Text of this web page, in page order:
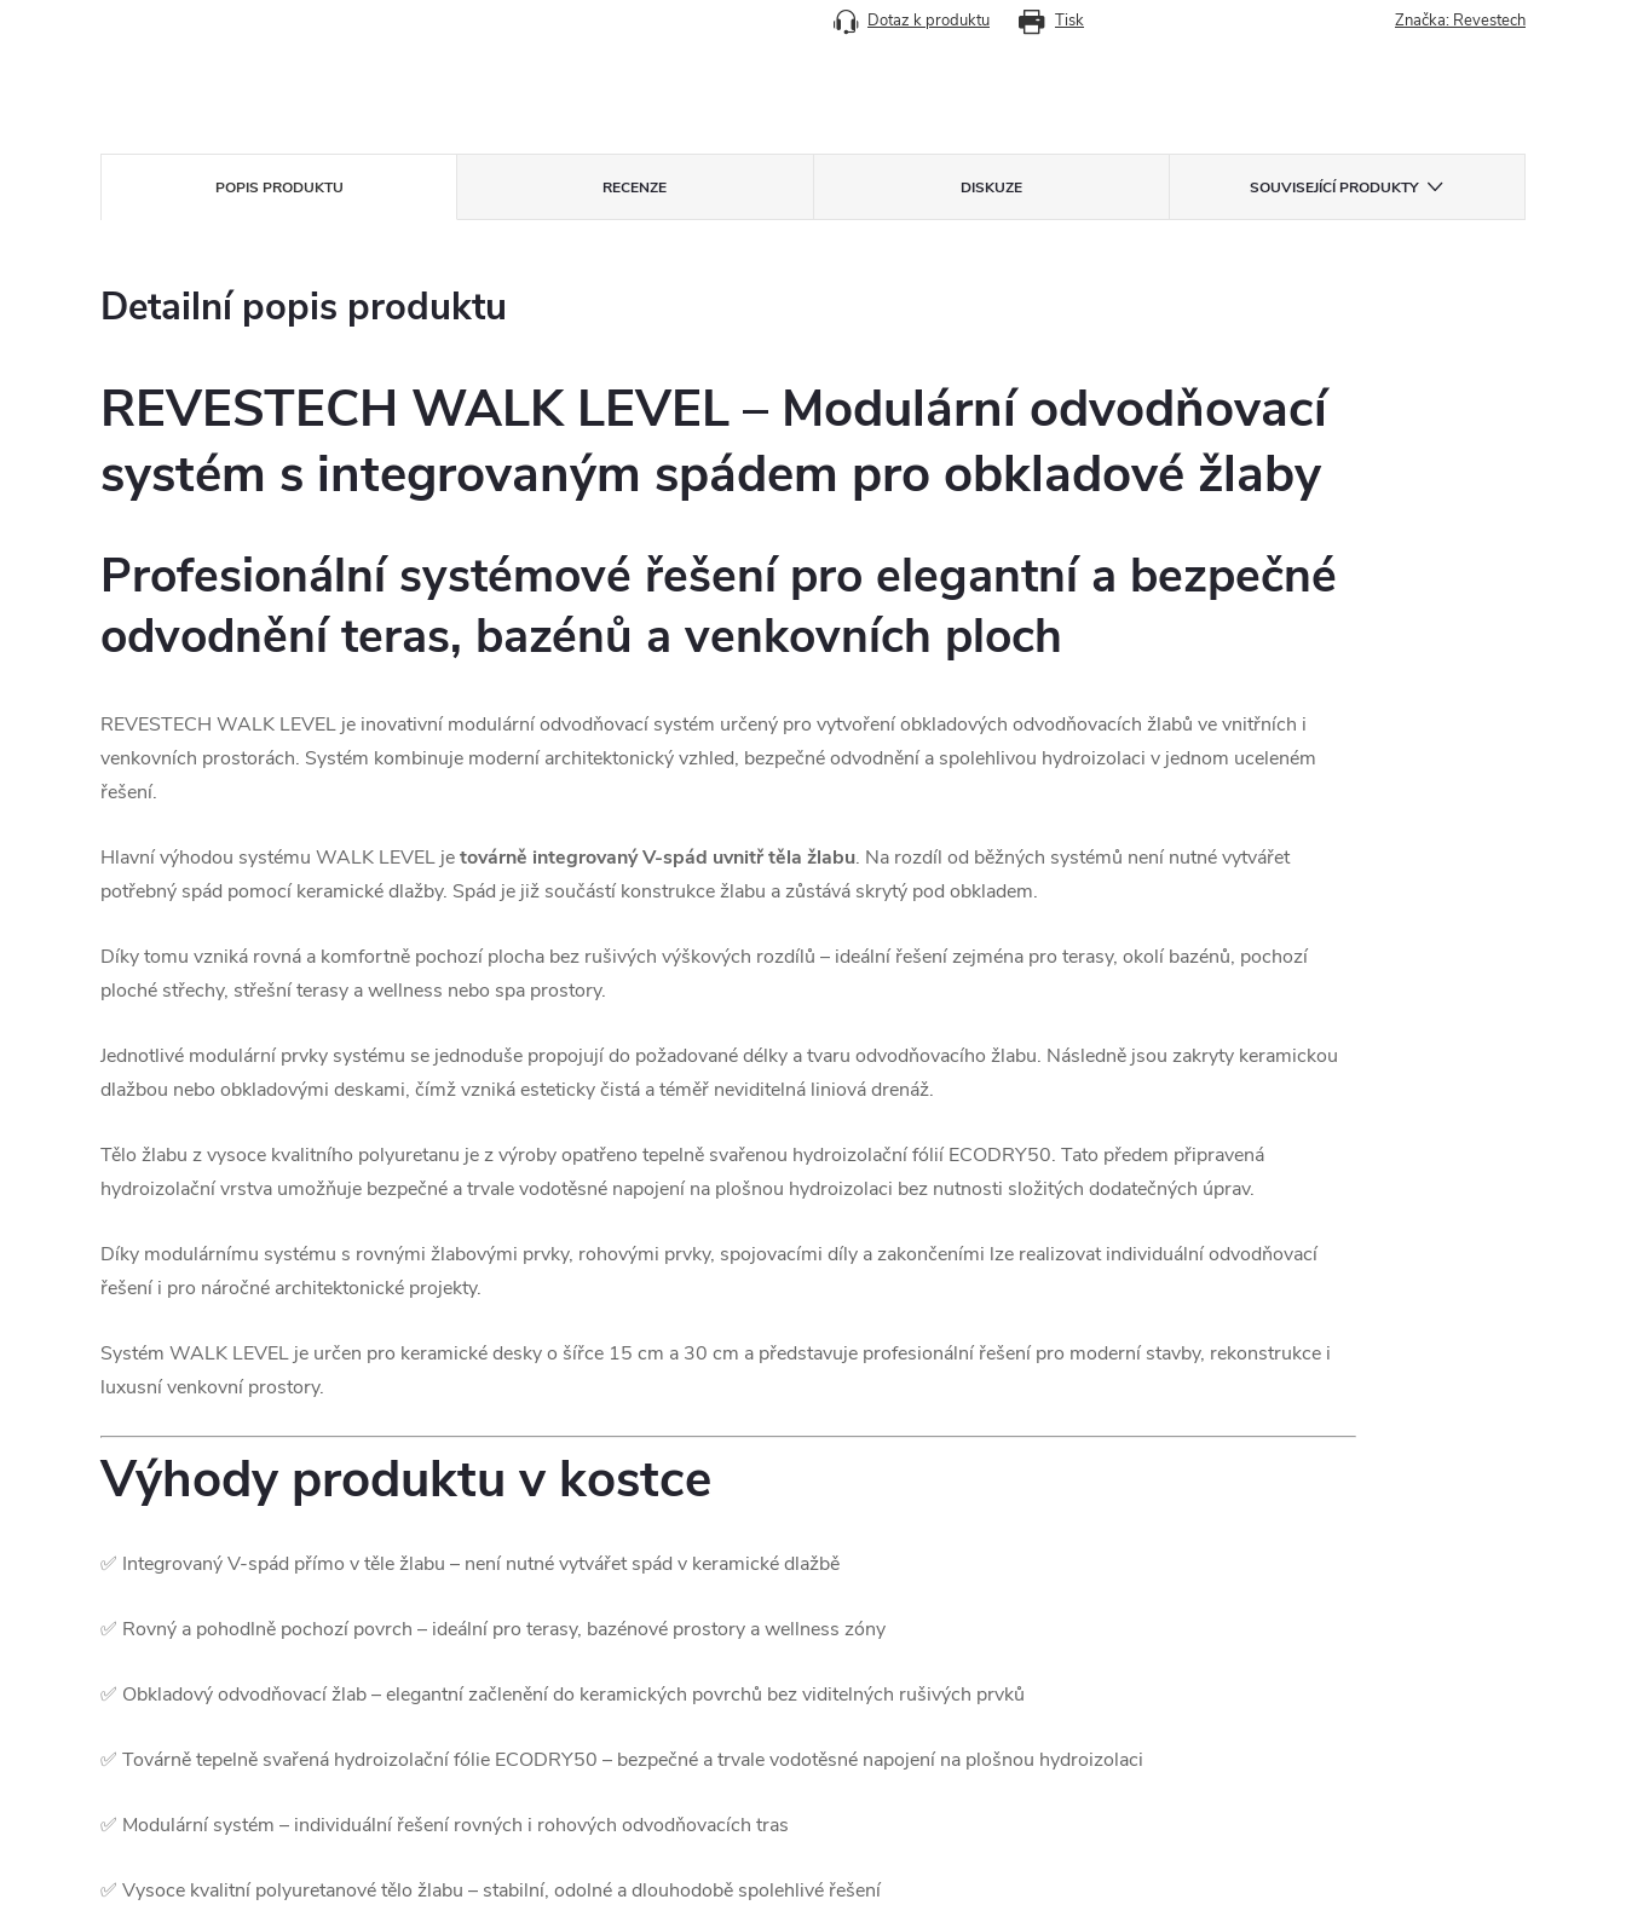
Tisk
Dotaz k produktu Značka: Revestech
POPIS PRODUKTU RECENZE DISKUZE SOUVISEJÍCÍ PRODUKTY
Detailní popis produktu
REVESTECH WALK LEVEL – Modulární odvodňovací
systém s integrovaným spádem pro obkladové žlaby
Profesionální systémové řešení pro elegantní a bezpečné
odvodnění teras, bazénů a venkovních ploch
REVESTECH WALK LEVEL je inovativní modulární odvodňovací systém určený pro vytvoření obkladových odvodňovacích žlabů ve vnitřních i
venkovních prostorách. Systém kombinuje moderní architektonický vzhled, bezpečné odvodnění a spolehlivou hydroizolaci v jednom uceleném
řešení.
Hlavní výhodou systému WALK LEVEL jetovárně integrovaný V-spád uvnitř těla žlabu. Na rozdíl od běžných systémů není nutné vytvářet
potřebný spád pomocí keramické dlažby. Spád je již součástí konstrukce žlabu a zůstává skrytý pod obkladem.
Díky tomu vzniká rovná a komfortně pochozí plocha bez rušivých výškových rozdílů – ideální řešení zejména pro terasy, okolí bazénů, pochozí
ploché střechy, střešní terasy a wellness nebo spa prostory.
Jednotlivé modulární prvky systému se jednoduše propojují do požadované délky a tvaru odvodňovacího žlabu. Následně jsou zakryty keramickou
dlažbou nebo obkladovými deskami, čímž vzniká esteticky čistá a téměř neviditelná liniová drenáž.
Tělo žlabu z vysoce kvalitního polyuretanu je z výroby opatřeno tepelně svařenou hydroizolační fólií ECODRY50. Tato předem připravená
hydroizolační vrstva umožňuje bezpečné a trvale vodotěsné napojení na plošnou hydroizolaci bez nutnosti složitých dodatečných úprav.
Díky modulárnímu systému s rovnými žlabovými prvky, rohovými prvky, spojovacími díly a zakončeními lze realizovat individuální odvodňovací
řešení i pro náročné architektonické projekty.
Systém WALK LEVEL je určen pro keramické desky o šířce 15 cm a 30 cm a představuje profesionální řešení pro moderní stavby, rekonstrukce i
luxusní venkovní prostory.
Výhody produktu v kostce
✅ Integrovaný V-spád přímo v těle žlabu – není nutné vytvářet spád v keramické dlažbě
✅ Rovný a pohodlně pochozí povrch – ideální pro terasy, bazénové prostory a wellness zóny
✅ Obkladový odvodňovací žlab – elegantní začlenění do keramických povrchů bez viditelných rušivých prvků
✅ Továrně tepelně svařená hydroizolační fólie ECODRY50 – bezpečné a trvale vodotěsné napojení na plošnou hydroizolaci
✅ Modulární systém – individuální řešení rovných i rohových odvodňovacích tras
✅ Vysoce kvalitní polyuretanové tělo žlabu – stabilní, odolné a dlouhodobě spolehlivé řešení